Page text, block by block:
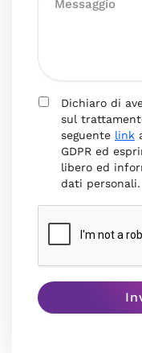
Dichiaro di
sul
seguente link
GDPR ed
libero ed
dati personali.